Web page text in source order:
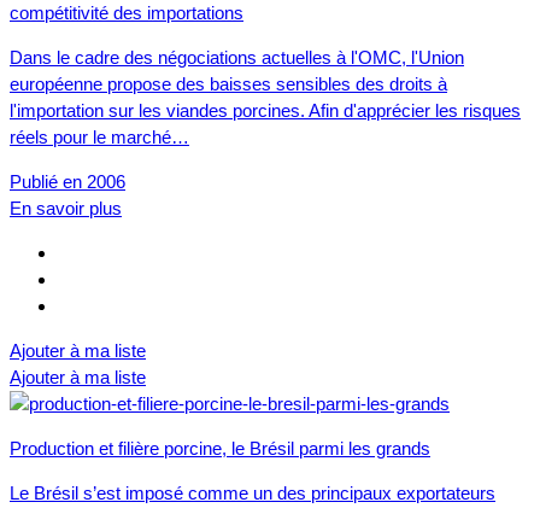
compétitivité des importations
Dans le cadre des négociations actuelles à l'OMC, l'Union
européenne propose des baisses sensibles des droits à
l'importation sur les viandes porcines. Afin d'apprécier les risques
réels pour le marché…
Publié en 2006
En savoir plus
Ajouter à ma liste
Ajouter à ma liste
Production et filière porcine, le Brésil parmi les grands
Le Brésil s’est imposé comme un des principaux exportateurs